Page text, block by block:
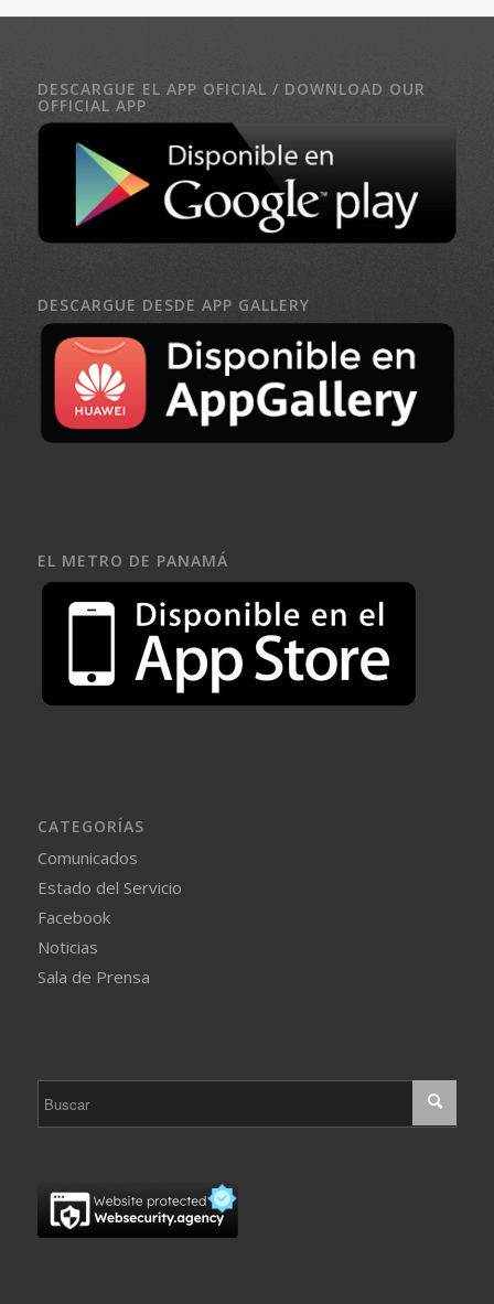
DESCARGUE EL APP OFICIAL / DOWNLOAD OUR
OFFICIAL APP
DESCARGUE DESDE APP GALLERY
EL METRO DE PANAMÁ
CATEGORÍAS
Comunicados
Estado del Servicio
Facebook
Noticias
Sala de Prensa